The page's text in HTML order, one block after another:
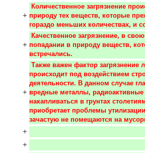
+ природу тех веществ, которые
гораздо меньших количествах, и
+ попадании в природу веществ,
встречались.
+
происходит под воздействием
деятельности. В данном случае
вредные металлы, радиоактивные
накапливаться в грунтах
приобретает проблемы
зачастую не помещаются на
+
+